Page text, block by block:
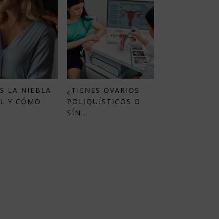
LA NIEBLA
Y CÓMO
¿TIENES OVARIOS
POLIQUÍSTICOS O
SÍN...